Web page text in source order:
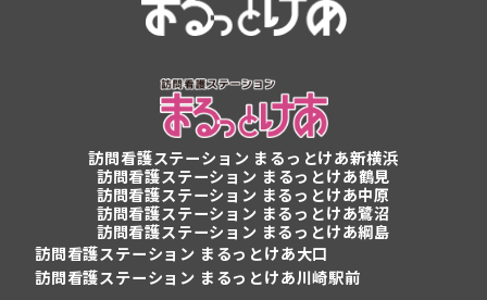
訪問看護ステーション まるっとけあ新横浜
訪問看護ステーション まるっとけあ鶴見
訪問看護ステーション まるっとけあ中原
訪問看護ステーション まるっとけあ鷺沼
訪問看護ステーション まるっとけあ綱島
訪問看護ステーション まるっとけあ大口
訪問看護ステーション まるっとけあ川崎駅前